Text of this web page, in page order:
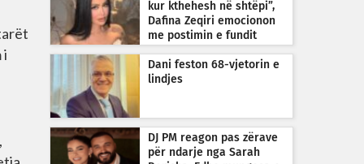
i
kur kthehesh në shtëpi”,
Dafina Zeqiri emocionon
me postimin e fundit
Dani feston 68-vjetorin e
lindjes
DJ PM reagon pas zërave
për ndarje nga Sarah